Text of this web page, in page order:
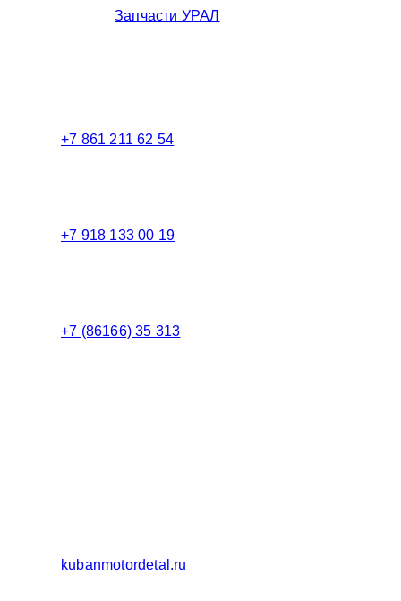
Запчасти УРАЛ
+7 861 211 62 54
+7 918 133 00 19
+7 (86166) 35 313
kubanmotordetal.ru